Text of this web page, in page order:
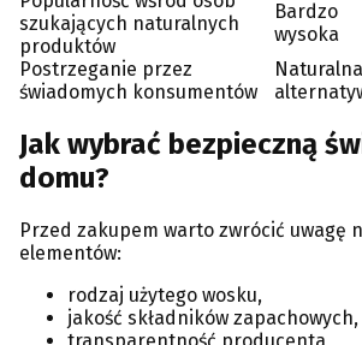
szukających naturalnych
produktów
Bardzo
wysoka
Postrzeganie przez
świadomych konsumentów
Naturalna
Jak wybrać bezpieczną
domu?
Przed zakupem warto zwrócić uwagę
elementów:
rodzaj użytego wosku,
jakość składników zapachowych,
transparentność producenta,